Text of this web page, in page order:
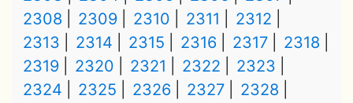
2308
2309 2310 2311
2312
2313
2314 2315 2316 2317
2318
2319
2320 2321 2322
2323
2324
2325 2326 2327
2328